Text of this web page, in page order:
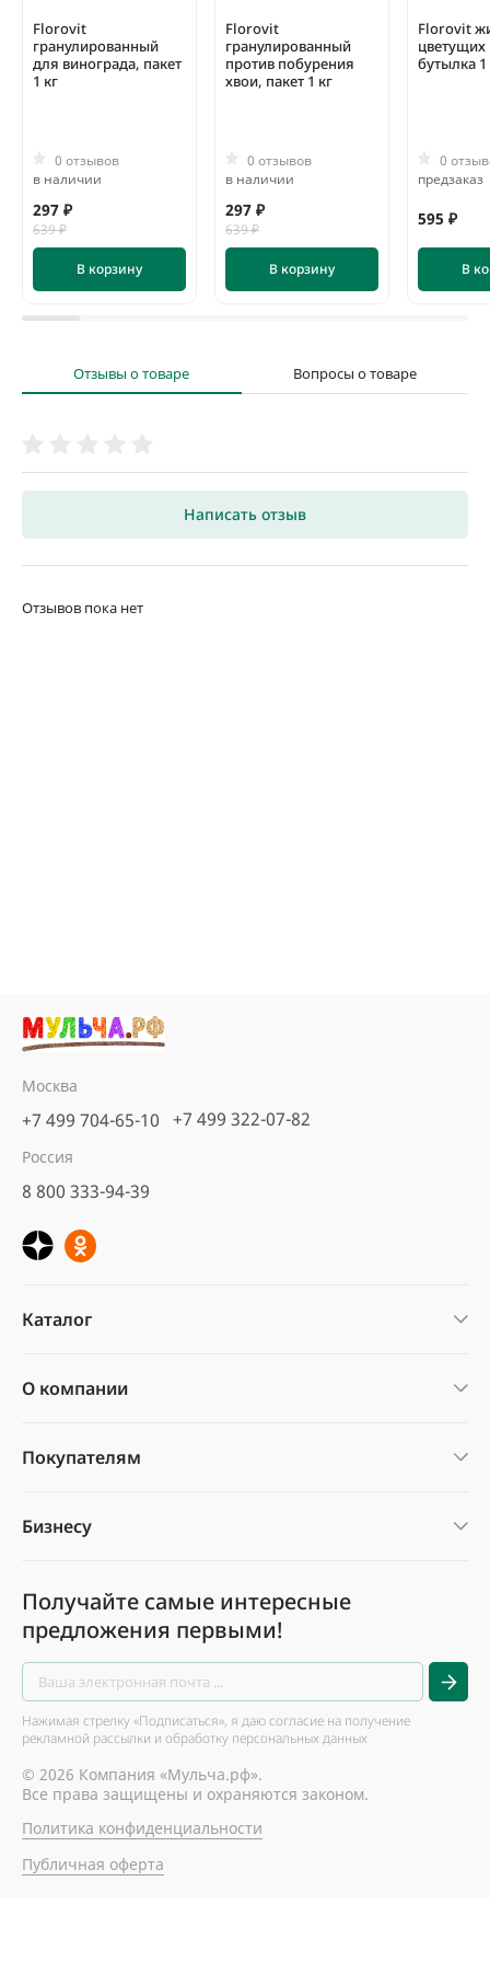
Florovit
гранулированный
для винограда, пакет
1 кг
0 отзывов
в наличии
297 ₽
639 ₽
В корзину
Florovit
гранулированный
против побурения
хвои, пакет 1 кг
0 отзывов
в наличии
297 ₽
639 ₽
В корзину
Florovit
цветущих
бутылка 1
0
предзаказ
595 ₽
В
Отзывы о товаре Вопросы о товаре
Написать отзыв
Отзывов пока нет
Москва
+7 499 704-65-10 +7 499 322-07-82
Россия
8 800 333-94-39
Каталог
О компании
Покупателям
Бизнесу
Получайте самые интересные
предложения первыми!
Нажимая стрелку «Подписаться», я даю согласие на получение
рекламной рассылки и обработку персональных данных
© 2026 Компания «Мульча.рф».
Все права защищены и охраняются законом.
Политика конфиденциальности
Публичная оферта